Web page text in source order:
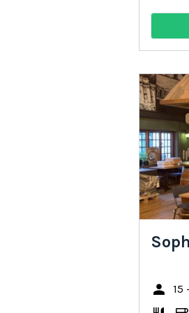
person 15